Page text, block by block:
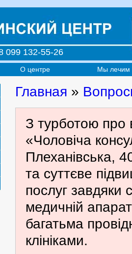
099 132-55-26
О центре Мы лечим
Главная »
З турботою про
«Чоловіча
Плеханівська,
та суттєве
послуг завдяки
медичній
багатьма
клініками.